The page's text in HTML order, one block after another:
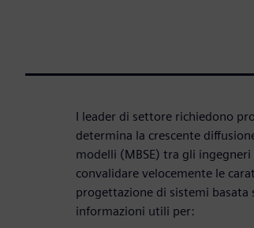
I leader di settore richiedono
determina la crescente
modelli (MBSE) tra gli
convalidare velocemente le
progettazione di sistemi basata
informazioni utili per: